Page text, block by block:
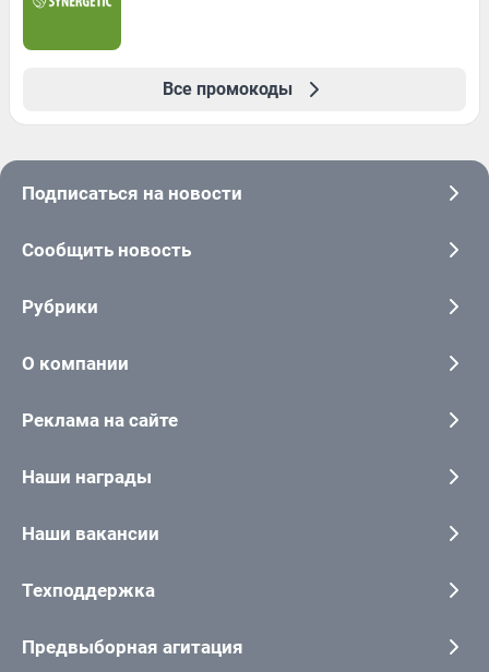
Все промокоды
Подписаться на новости
Сообщить новость
Рубрики
О компании
Реклама на сайте
Наши награды
Наши вакансии
Техподдержка
Предвыборная агитация